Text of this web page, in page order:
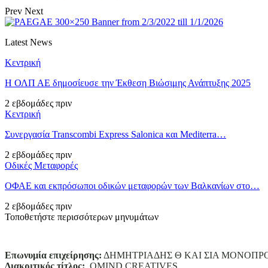
Prev Next
Latest News
Κεντρική
Η ΟΛΠ ΑΕ δημοσίευσε την Έκθεση Βιώσιμης Ανάπτυξης 2025
2 εβδομάδες πριν
Κεντρική
Συνεργασία Transcombi Express Salonica και Mediterra…
2 εβδομάδες πριν
Οδικές Μεταφορές
ΟΦΑΕ και εκπρόσωποι οδικών μεταφορών των Βαλκανίων στο…
2 εβδομάδες πριν
Τοποθετήστε περισσότερων μηνυμάτων
Επωνυμία επιχείρησης: ΔΗΜΗΤΡΙΑΔΗΣ Θ ΚΑΙ ΣΙΑ
Διακριτικός τίτλος: ΟΜΙΝD CREATIVES